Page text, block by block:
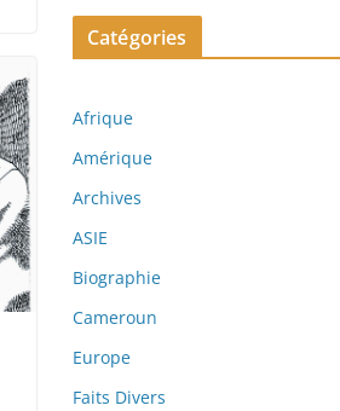
Catégories
Afrique
Amérique
Archives
ASIE
Biographie
Cameroun
Europe
Faits Divers